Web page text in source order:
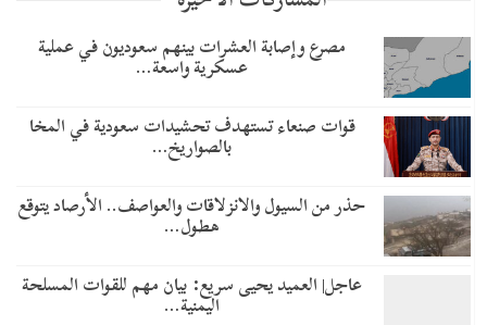
مصرع وإصابة العشرات بينهم سعوديون في عملية
عسكرية واسعة…
قوات صنعاء تستهدف تحشيدات سعودية في المخا
بالصواريخ…
حذر من السيول والانزلاقات والعواصف.. الأرصاد يتوقع
هطول…
عاجل| العميد يحيى سريع: بيان مهم للقوات المسلحة
اليمنية…